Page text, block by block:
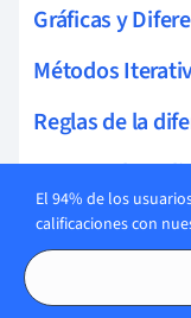
Gráficas y
Métodos
Reglas de la
Integrando
Integración de
Integrales
El 94% de los
calificaciones con